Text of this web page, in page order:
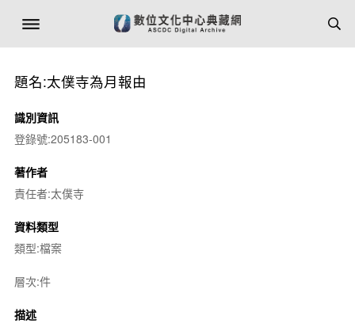
題名:太僕寺為月報由
識別資訊
登錄號:205183-001
著作者
責任者:太僕寺
資料類型
類型:檔案
層次:件
描述